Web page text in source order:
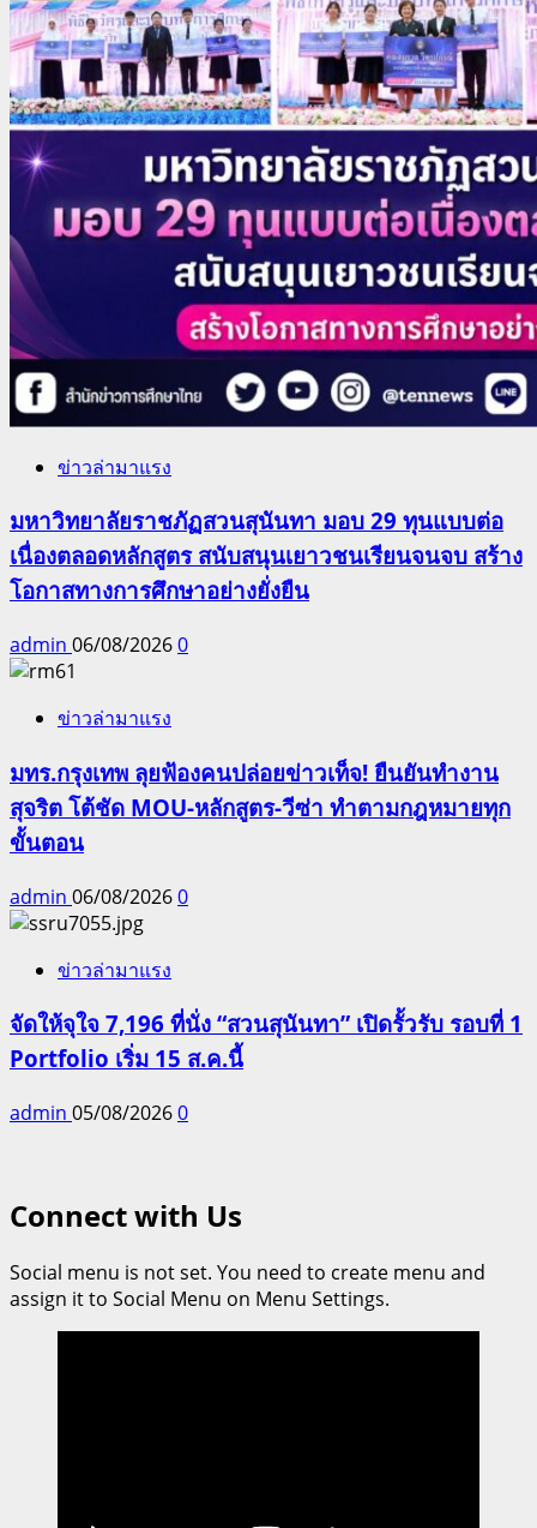
ข่าวล่ามาแรง
มหาวิทยาลัยราชภัฏสวนสุนันทา มอบ 29 ทุนแบบต่อ
เนื่องตลอดหลักสูตร สนับสนุนเยาวชนเรียนจนจบ สร้าง
โอกาสทางการศึกษาอย่างยั่งยืน
admin 06/08/20260
ข่าวล่ามาแรง
มทร.กรุงเทพ ลุยฟ้องคนปล่อยข่าวเท็จ! ยืนยันทำงาน
สุจริต โต้ชัด MOU-หลักสูตร-วีซ่า ทำตามกฎหมายทุก
ขั้นตอน
admin 06/08/20260
ข่าวล่ามาแรง
จัดให้จุใจ 7,196 ที่นั่ง “สวนสุนันทา” เปิดรั้วรับ รอบที่ 1
Portfolio เริ่ม 15 ส.ค.นี้
admin 05/08/20260
Connect with Us
Social menu is not set. You need to create menu and
assign it to Social Menu on Menu Settings.